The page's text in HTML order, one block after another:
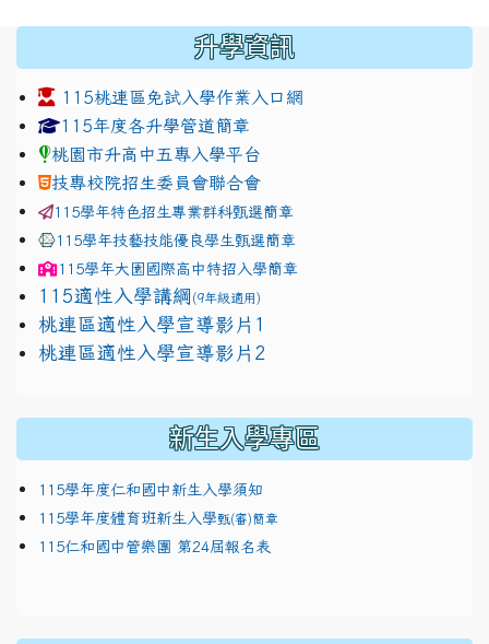
升學資訊
115桃連區免試入學作業入口網
link to https://www.jhjhs.tyc.edu.tw/modules/
115年度各升學管道簡章
桃園市升高中五專入學平台
技專校院招生委員會聯合會
115學年特色招生專業群科甄選簡章
115學年技藝技能優良學生甄選簡章
115學年大園國際高中特招入學簡章
115適性入學講綱 (9年級適用)
link to https://docs.google.com/presentation/d/
桃連區適性入學宣導影片1
link to https://docs.google.com/presentation/d/
桃連區適性入學宣導影片2
新生入學專區
115學年度仁和國中新生入學須知
115學年度體育班新生入學甄(審)簡章
115仁和國中管樂團 第24屆報名表